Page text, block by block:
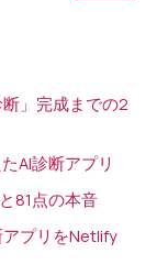
」完成までの2
AI診断アプリ
81点の本音
プリをNetlify